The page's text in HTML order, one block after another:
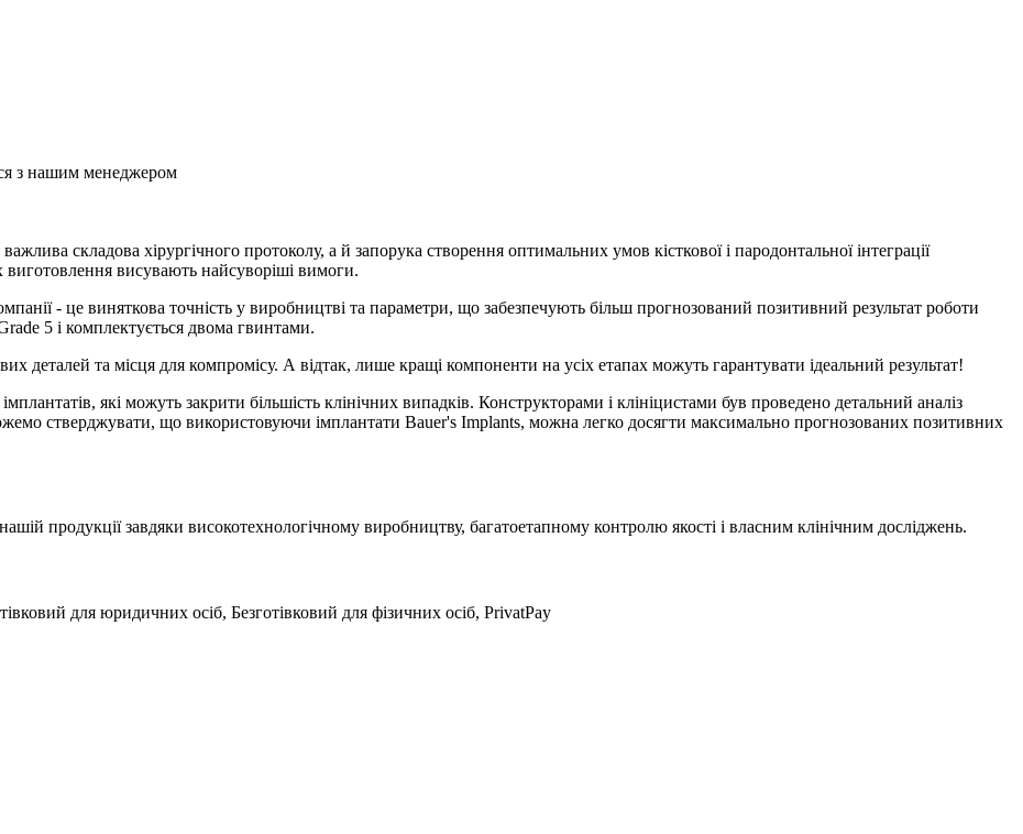
з нашим менеджером
складова хірургічного протоколу, а й запорука створення оптимальних умов кісткової і пародонтальної інтеграції
виготовлення висувають найсуворіші вимоги.
- це виняткова точність у виробництві та параметри, що забезпечують більш прогнозований позитивний результат роботи
5 і комплектується двома гвинтами.
деталей та місця для компромісу. А відтак, лише кращі компоненти на усіх етапах можуть гарантувати ідеальний результат!
які можуть закрити більшість клінічних випадків. Конструкторами і клініцистами був проведено детальний аналіз
стверджувати, що використовуючи імплантати Bauer's Implants, можна легко досягти максимально прогнозованих позитивних
продукції завдяки високотехнологічному виробництву, багатоетапному контролю якості і власним клінічним досліджень.
для юридичних осіб, Безготівковий для фізичних осіб, PrivatPay